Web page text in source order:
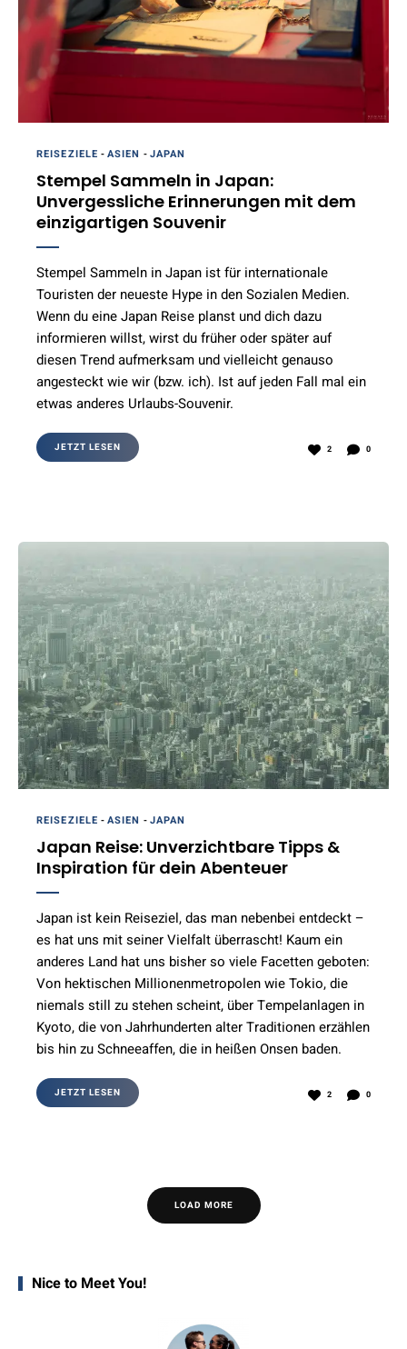
REISEZIELE -ASIEN -JAPAN
Stempel Sammeln in Japan:
Unvergessliche Erinnerungen mit dem
einzigartigen Souvenir
Stempel Sammeln in Japan ist für internationale
Touristen der neueste Hype in den Sozialen Medien.
Wenn du eine Japan Reise planst und dich dazu
informieren willst, wirst du früher oder später auf
diesen Trend aufmerksam und vielleicht genauso
angesteckt wie wir (bzw. ich). Ist auf jeden Fall mal ein
etwas anderes Urlaubs-Souvenir.
JETZT LESEN 2 0
REISEZIELE -ASIEN -JAPAN
Japan Reise: Unverzichtbare Tipps &
Inspiration für dein Abenteuer
Japan ist kein Reiseziel, das man nebenbei entdeckt –
es hat uns mit seiner Vielfalt überrascht! Kaum ein
anderes Land hat uns bisher so viele Facetten geboten:
Von hektischen Millionenmetropolen wie Tokio, die
niemals still zu stehen scheint, über Tempelanlagen in
Kyoto, die von Jahrhunderten alter Traditionen erzählen
bis hin zu Schneeaffen, die in heißen Onsen baden.
JETZT LESEN 2 0
LOAD MORE
Nice to Meet You!